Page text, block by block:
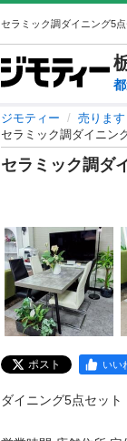
ジモティー 売りま
セラミック調ダイニ
セラミック調ダ
ポスト いい
ダイニング5点セット